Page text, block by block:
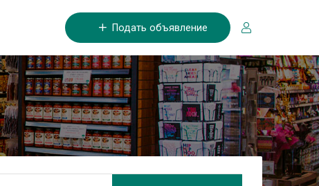
Подать объявление